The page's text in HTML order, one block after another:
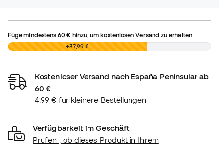
Füge mindestens60 € hinzu, um kostenlosen Versand zu erhalten
0,00 € +37,99 €
Kostenloser Versand nach España Peninsular ab
60 €
4,99 € für kleinere Bestellungen
Verfügbarkeit im Geschäft
Prüfen , ob dieses Produkt in Ihrem